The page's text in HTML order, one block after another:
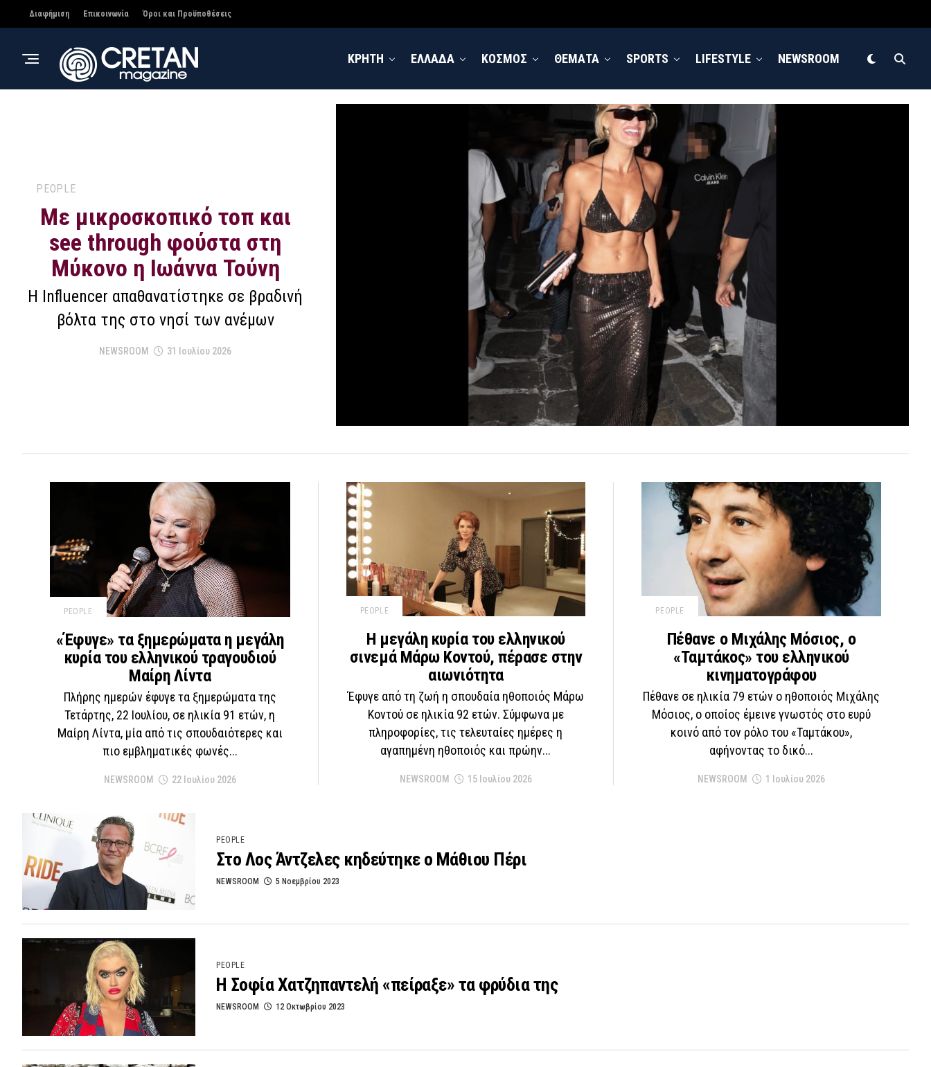
Διαφήμιση Επικοινωνία Όροι και Προϋποθέσεις
ΚΡΗΤΗ ΕΛΛΑΔΑ ΚΟΣΜΟΣ ΘΕΜΑΤΑ SPORTS LIFESTYLE NEWSROOM
PEOPLE
Με μικροσκοπικό τοπ και
see through φούστα στη
Μύκονο η Ιωάννα Τούνη
Η Influencer απαθανατίστηκε σε βραδινή
βόλτα της στο νησί των ανέμων
NEWSROOM 31 Ιουλίου 2026
PEOPLE
«Έφυγε» τα ξημερώματα η μεγάλη
κυρία του ελληνικού τραγουδιού
Μαίρη Λίντα
Πλήρης ημερών έφυγε τα ξημερώματα της
Τετάρτης, 22 Ιουλίου, σε ηλικία 91 ετών, η
Μαίρη Λίντα, μία από τις σπουδαιότερες και
πιο εμβληματικές φωνές...
NEWSROOM 22 Ιουλίου 2026
PEOPLE
Η μεγάλη κυρία του ελληνικού
σινεμά Μάρω Κοντού, πέρασε στην
αιωνιότητα
Έφυγε από τη ζωή η σπουδαία ηθοποιός Μάρω
Κοντού σε ηλικία 92 ετών. Σύμφωνα με
πληροφορίες, τις τελευταίες ημέρες η
αγαπημένη ηθοποιός και πρώην...
NEWSROOM 15 Ιουλίου 2026
PEOPLE
Πέθανε ο Μιχάλης Μόσιος, ο
«Ταμτάκος» του ελληνικού
κινηματογράφου
Πέθανε σε ηλικία 79 ετών ο ηθοποιός Μιχάλης
Μόσιος, ο οποίος έμεινε γνωστός στο ευρύ
κοινό από τον ρόλο του «Ταμτάκου»,
αφήνοντας το δικό...
NEWSROOM 1 Ιουλίου 2026
PEOPLE
Στο Λος Άντζελες κηδεύτηκε ο Μάθιου Πέρι
NEWSROOM 5 Νοεμβρίου 2023
PEOPLE
Η Σοφία Χατζηπαντελή «πείραξε» τα φρύδια της
NEWSROOM 12 Οκτωβρίου 2023